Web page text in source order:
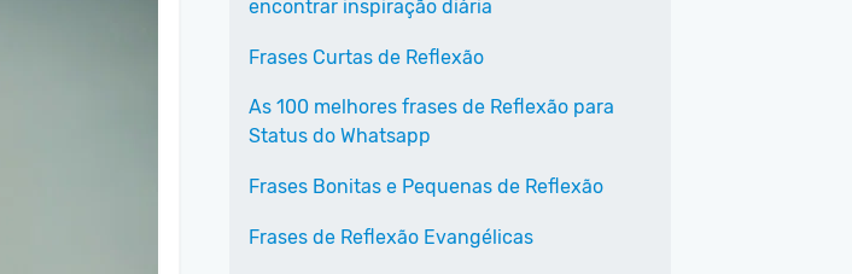
encontrar inspiração diária
Frases Curtas de Reflexão
As 100 melhores frases de Reflexão para
Status do Whatsapp
Frases Bonitas e Pequenas de Reflexão
Frases de Reflexão Evangélicas